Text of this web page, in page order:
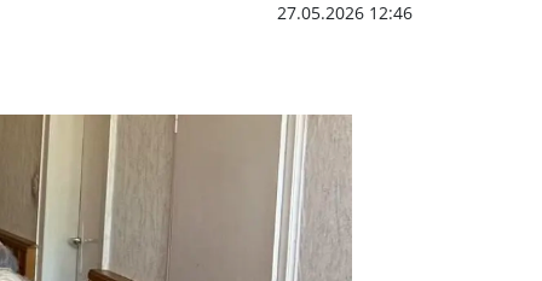
27.05.2026 12:46